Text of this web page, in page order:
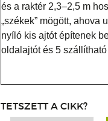
és a raktér 2,3–2,5 m
„székek” mögött,
nyíló kis ajtót építenek
oldalajtót és 5
TETSZETT A CIKK?